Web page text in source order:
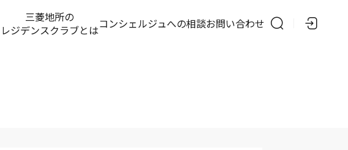
三菱地所の
レジデンスクラブとはコンシェルジュへの相談お問い合わせ